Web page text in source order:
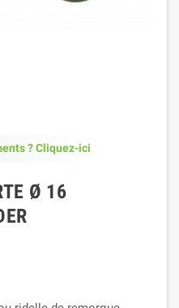
Demande de renseignements ? Cliquez-ici
Ø 16